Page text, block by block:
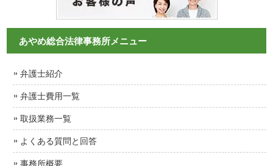
あやめ総合法律事務所メニュー
弁護士紹介
弁護士費用一覧
取扱業務一覧
よくある質問と回答
事務所概要